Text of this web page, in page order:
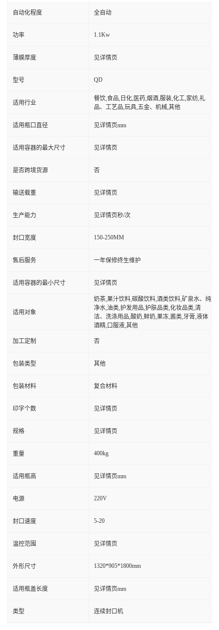
自动化程度 全自动
功率 1.1Kw
薄膜厚度 见详情页
型号 QD
适用行业
餐饮,食品,日化,医药,烟酒,服装,化工,家纺,礼
品、工艺品,玩具,五金、机械,其他
适用瓶口直径 见详情页mm
适用容器的最大尺寸 见详情页
是否跨境货源 否
输送载重 见详情页
生产能力 见详情页秒/次
封口宽度 150-250MM
售后服务 一年保修终生维护
适用容器的最小尺寸 见详情页
适用对象
奶茶,果汁饮料,碳酸饮料,酒类饮料,矿泉水、纯
净水,油类,护发用品,护肤品类,化妆品类,清
洁、洗涤用品,酸奶,鲜奶,果冻,酱类,牙膏,液体
酒精,口服液,其他
加工定制 否
包装类型 其他
包装材料 复合材料
印字个数 见详情页
规格 见详情页
重量 400kg
适用瓶高 见详情页mm
电源 220V
封口速度 5-20
温控范围 见详情页
外形尺寸 1320*905*1800mm
适用瓶盖长度 见详情页mm
类型 连续封口机